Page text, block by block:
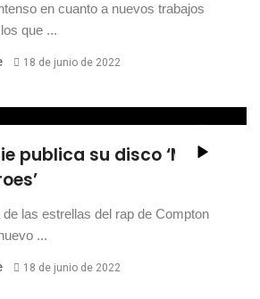
en cuanto a nuevos trabajos
que ...
18 de junio de 2022
publica su disco ‘More
las estrellas del rap de Compton
...
18 de junio de 2022